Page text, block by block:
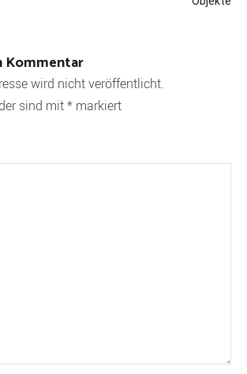
Kommentar
wird nicht veröffentlicht.
sind mit* markiert